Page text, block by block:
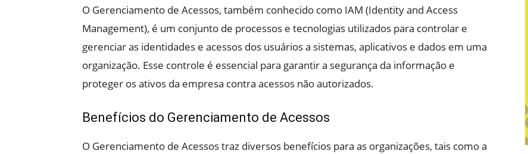
O Gerenciamento de Acessos, também conhecido como IAM (Identity and Access
Management), é um conjunto de processos e tecnologias utilizados para controlar e
gerenciar as identidades e acessos dos usuários a sistemas, aplicativos e dados em uma
organização. Esse controle é essencial para garantir a segurança da informação e
proteger os ativos da empresa contra acessos não autorizados.
Benefícios do Gerenciamento de Acessos
O Gerenciamento de Acessos traz diversos benefícios para as organizações, tais como a